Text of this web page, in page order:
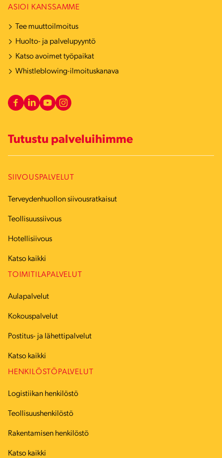
ASIOI KANSSAMME
Tee muuttoilmoitus
Huolto- ja palvelupyyntö
Katso avoimet työpaikat
Whistleblowing-ilmoituskanava
Tutustu palveluihimme
SIIVOUSPALVELUT
Terveydenhuollon siivousratkaisut
Teollisuussiivous
Hotellisiivous
Katso kaikki
TOIMITILAPALVELUT
Aulapalvelut
Kokouspalvelut
Postitus- ja lähettipalvelut
Katso kaikki
HENKILÖSTÖPALVELUT
Logistiikan henkilöstö
Teollisuushenkilöstö
Rakentamisen henkilöstö
Katso kaikki